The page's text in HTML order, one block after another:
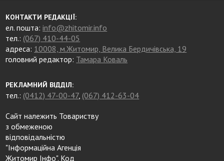
КОНТАКТИ РЕДАКЦІЇ:
ел. пошта:info@zhitomir.info
тел.: (067) 410-44-05
адреса: 10008, м.Житомир, Велика Бердичівська, 19
головний редактор: Тамара Коваль
РЕКЛАМНИЙ ВІДДІЛ:
тел.: (0412) 47-00-47, (067) 412-63-04
Сайт належить Товариству
з обмеженою
відповідальністю
"Інформаційна Агенція
Житомир Інфо". Код